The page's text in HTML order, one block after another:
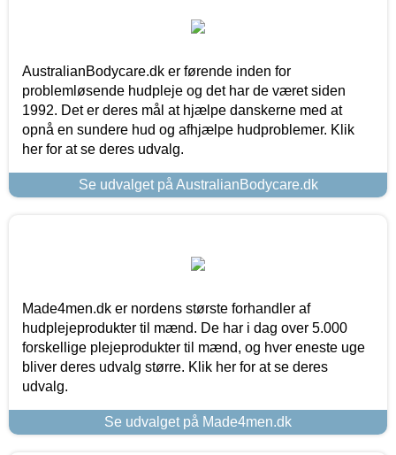
AustralianBodycare.dk er førende inden for
problemløsende hudpleje og det har de været siden
1992. Det er deres mål at hjælpe danskerne med at
opnå en sundere hud og afhjælpe hudproblemer. Klik
her for at se deres udvalg.
Se udvalget på AustralianBodycare.dk
Made4men.dk er nordens største forhandler af
hudplejeprodukter til mænd. De har i dag over 5.000
forskellige plejeprodukter til mænd, og hver eneste uge
bliver deres udvalg større. Klik her for at se deres
udvalg.
Se udvalget på Made4men.dk